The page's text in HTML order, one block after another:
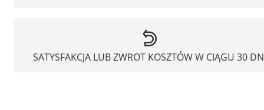
SATYSFAKCJA LUB ZWROT KOSZTÓW W CIĄGU 30